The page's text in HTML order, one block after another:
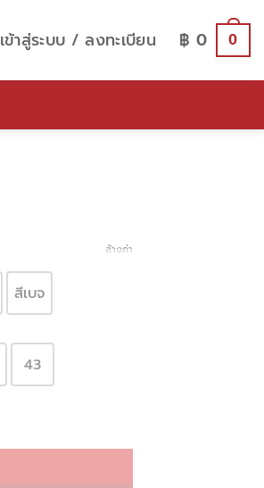
เข้าสู่ระบบ / ลงทะเบียน ฿ 0 0
สีเบจ
43
ล้างค่า